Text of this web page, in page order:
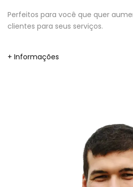
Perfeitos para você que quer
clientes para seus serviços.
+ Informações